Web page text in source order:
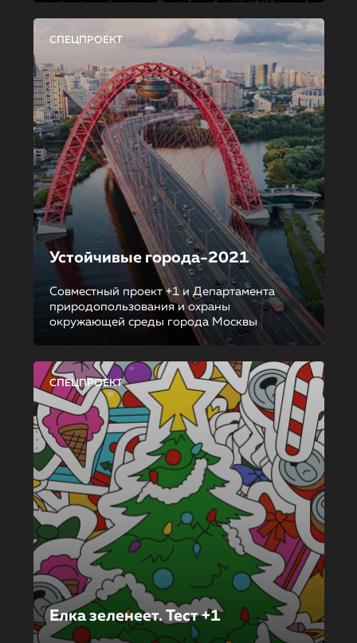
СПЕЦПРОЕКТ
Устойчивые города-2021
Совместный проект +1 и Департамента
природопользования и охраны
окружающей среды города Москвы
СПЕЦПРОЕКТ
Елка зеленеет. Тест +1